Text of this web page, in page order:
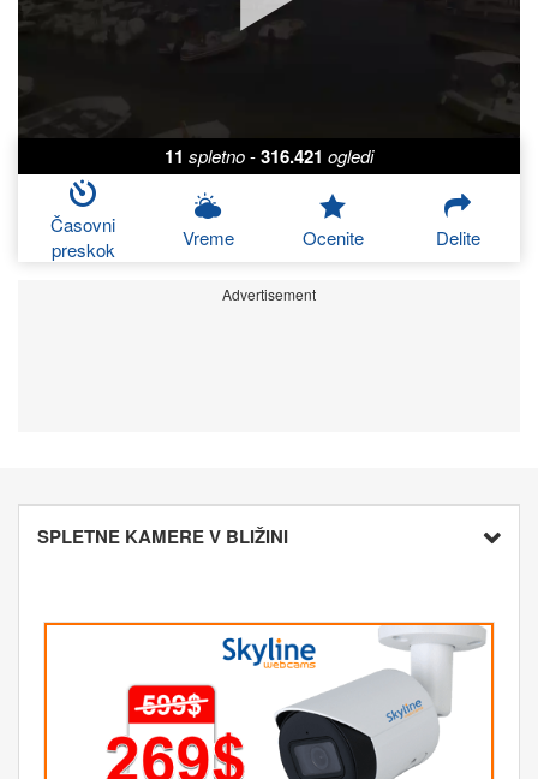
11 spletno-316.421 ogledi
Časovni
preskok
Vreme Ocenite Delite
Advertisement
SPLETNE KAMERE V BLIŽINI